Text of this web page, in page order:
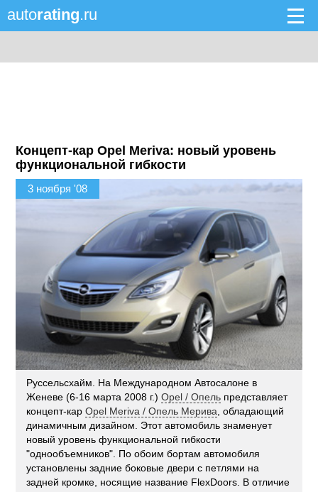
autorating.ru
Концепт-кар Opel Meriva: новый уровень
функциональной гибкости
3 ноября '08
Руссельсхайм. На Международном Автосалоне в
Женеве (6-16 марта 2008 г.)Opel / Опель представляет
концепт-карOpel Meriva / Опель Мерива, обладающий
динамичным дизайном. Этот автомобиль знаменует
новый уровень функциональной гибкости
"однообъемников". По обоим бортам автомобиля
установлены задние боковые двери с петлями на
задней кромке, носящие название FlexDoors. В отличие